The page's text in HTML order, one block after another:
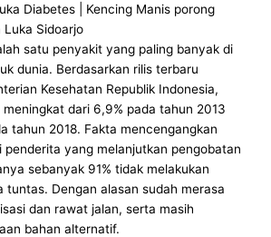
Diabetes | Kencing Manis porong
Luka Sidoarjo
satu penyakit yang paling banyak di
dunia. Berdasarkan rilis terbaru
Kesehatan Republik Indonesia,
dari 6,9% pada tahun 2013
tahun 2018. Fakta mencengangkan
penderita yang melanjutkan pengobatan
sebanyak 91% tidak melakukan
tuntas. Dengan alasan sudah merasa
dan rawat jalan, serta masih
bahan alternatif.